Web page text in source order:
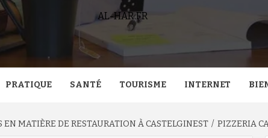
AL-HAR.FR
PRATIQUE SANTÉ TOURISME INTERNET
MATIÈRE DE RESTAURATION À CASTELGINEST PIZZERIA